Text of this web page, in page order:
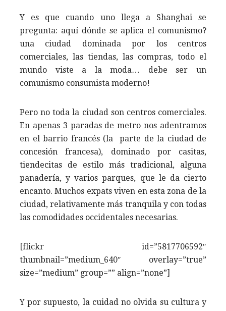
Y es que cuando uno llega a Shanghai se
pregunta: aquí dónde se aplica el comunismo?
una ciudad dominada por los centros
comerciales, las tiendas, las compras, todo el
mundo viste a la moda… debe ser un
comunismo consumista moderno!
Pero no toda la ciudad son centros comerciales.
En apenas 3 paradas de metro nos adentramos
en el barrio francés (la parte de la ciudad de
concesión francesa), dominado por casitas,
tiendecitas de estilo más tradicional, alguna
panadería, y varios parques, que le da cierto
encanto. Muchos expats viven en esta zona de la
ciudad, relativamente más tranquila y con todas
las comodidades occidentales necesarias.
[flickr id=”5817706592″
thumbnail=”medium_640″ overlay=”true”
size=”medium” group=”” align=”none”]
Y por supuesto, la cuidad no olvida su cultura y